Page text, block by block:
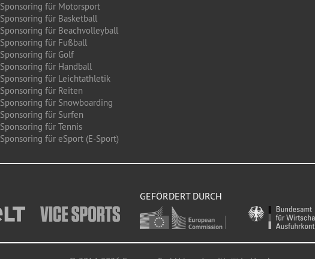
Sponsoring für Motorsport
Sponsoring für Basketball
Sponsoring für Beachvolleyball
Sponsoring für Fußball
Sponsoring für Golf
Sponsoring für Handball
Sponsoring für Leichtathletik
Sponsoring für Reiten
Sponsoring für Snowboarding
Sponsoring für Surfen
Sponsoring für Tennis
Sponsoring für eSport (E-Sport)
GEFÖRDERT DURCH